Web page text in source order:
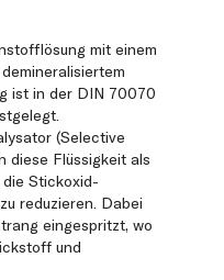
mit einem
ist in der DIN 70070
(Selective
diese Flüssigkeit als
Stickoxid-
reduzieren. Dabei
eingespritzt, wo
und